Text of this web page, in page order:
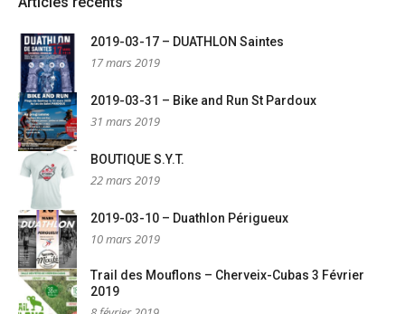
2019-03-17 – DUATHLON Saintes
17 mars 2019
2019-03-31 – Bike and Run St Pardoux
31 mars 2019
BOUTIQUE S.Y.T.
22 mars 2019
2019-03-10 – Duathlon Périgueux
10 mars 2019
Trail des Mouflons – Cherveix-Cubas 3 Février
2019